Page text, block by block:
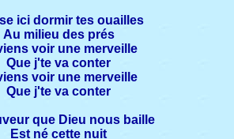
ici dormir tes ouailles
Au milieu des prés
voir une merveille
Que j'te va conter
voir une merveille
Que j'te va conter
que Dieu nous baille
Est né cette nuit